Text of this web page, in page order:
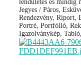
lendületes és mindig
Jegyes / Páros,
Rendezvény, Riport,
Portré, Portfólió,
Igazolványkép,